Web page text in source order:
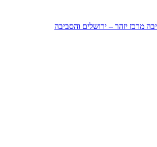
מרכז יזהר – ירושלים והסביבה